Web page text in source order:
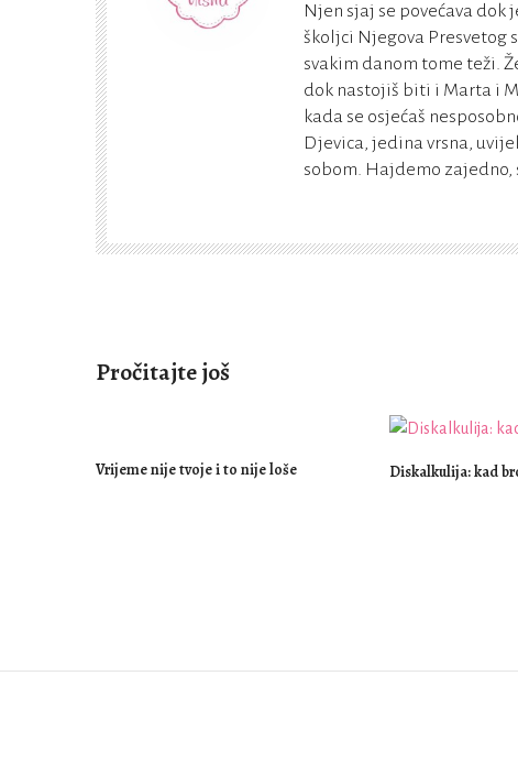
Njen sjaj se povećava
školjci Njegova Presvetog
svakim danom tome teži.
dok nastojiš biti i Marta i
kada se osjećaš
Djevica, jedina vrsna,
sobom. Hajdemo zajedno,
Pročitajte još
Vrijeme nije tvoje i to nije loše Diskalkulija: kad